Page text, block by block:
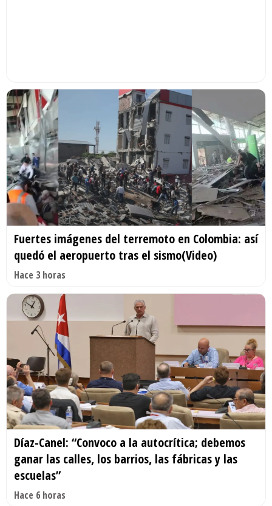
Fuertes imágenes del terremoto en Colombia: así
quedó el aeropuerto tras el sismo(Video)
Hace 3 horas
Díaz-Canel: “Convoco a la autocrítica; debemos
ganar las calles, los barrios, las fábricas y las
escuelas”
Hace 6 horas